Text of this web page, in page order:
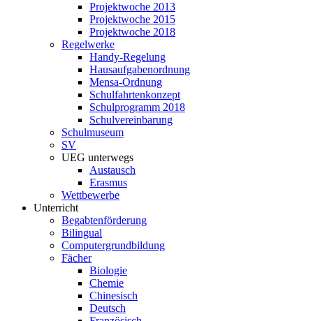
Projektwoche 2013
Projektwoche 2015
Projektwoche 2018
Regelwerke
Handy-Regelung
Hausaufgabenordnung
Mensa-Ordnung
Schulfahrtenkonzept
Schulprogramm 2018
Schulvereinbarung
Schulmuseum
SV
UEG unterwegs
Austausch
Erasmus
Wettbewerbe
Unterricht
Begabtenförderung
Bilingual
Computergrundbildung
Fächer
Biologie
Chemie
Chinesisch
Deutsch